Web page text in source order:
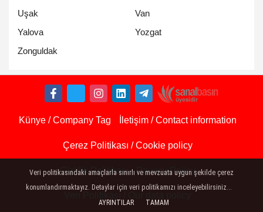
Uşak
Van
Yalova
Yozgat
Zonguldak
Künye / Company Tag İletişim / Contact information
Çerez Politikası / Cookie policy
Gizlilik Politikası - Privacy Policy
Veri politikasındaki amaçlarla sınırlı ve mevzuata uygun şekilde çerez
konumlandırmaktayız. Detaylar için veri politikamızı inceleyebilirsiniz...
AYRINTILAR
TAMAM